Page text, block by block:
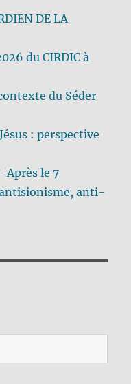
DE LA
du CIRDIC à
du Séder
: perspective
Après le 7
anti-